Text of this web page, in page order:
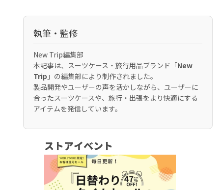
執筆・監修
New Trip編集部
本記事は、スーツケース・旅行用品ブランド「New
Trip 」の編集部により制作されました。
製品開発やユーザーの声を活かしながら、ユーザーに
合ったスーツケースや、旅行・出張をより快適にする
アイテムを発信しています。
ストアイベント